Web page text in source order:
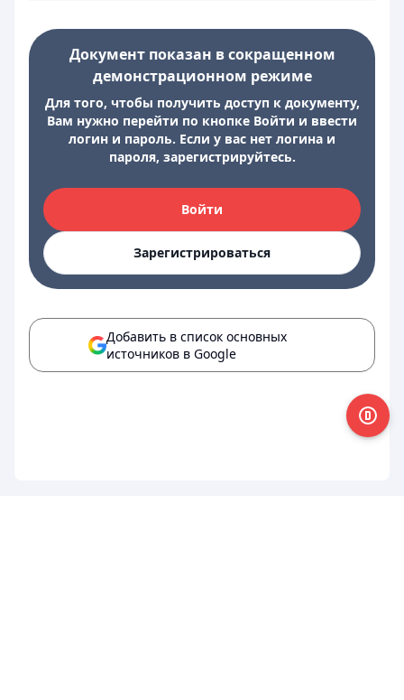
Документ показан в сокращенном
демонстрационном режиме
Для того, чтобы получить доступ к документу,
Вам нужно перейти по кнопке Войти и ввести
логин и пароль. Если у вас нет логина и
пароля, зарегистрируйтесь.
Войти
Зарегистрироваться
Добавить в список основных
источников в Google